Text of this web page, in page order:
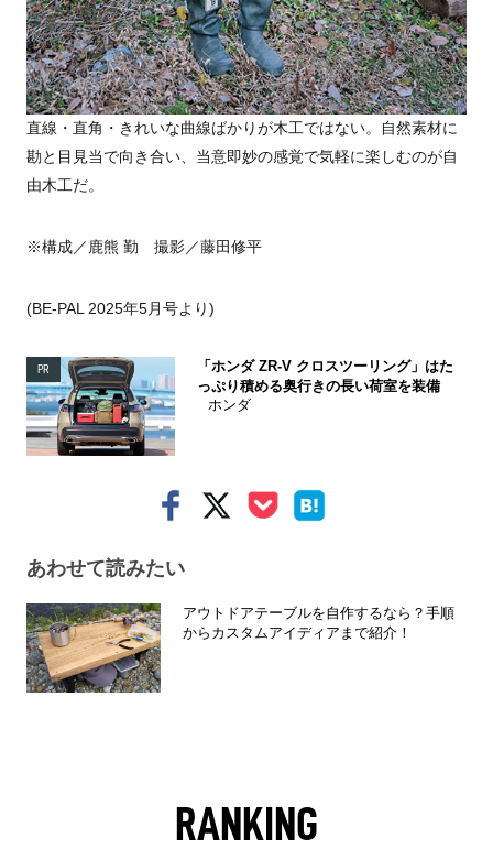
直線・直角・きれいな曲線ばかりが木工ではない。自然素材に
勘と目見当で向き合い、当意即妙の感覚で気軽に楽しむのが自
由木工だ。
※構成／鹿熊 勤 撮影／藤田修平
(BE-PAL 2025年5月号より)
PR
「ホンダ ZR-V クロスツーリング」はた
っぷり積める奥行きの長い荷室を装備
ホンダ
あわせて読みたい
アウトドアテーブルを自作するなら？手順
からカスタムアイディアまで紹介！
RANKING